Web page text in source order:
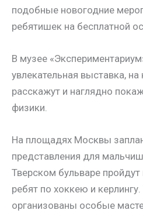
подобные новогодние
ребятишек на бесплатной
В музее
увлекательная выставка,
расскажут и наглядно
физики.
На площадях Москвы
представления для
Тверском бульваре
ребят по хоккею и
организованы особые